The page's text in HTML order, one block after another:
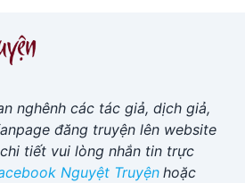
nghênh các tác giả, dịch giả,
đăng truyện lên website
tiết vui lòng nhắn tin trực
Nguyệt Truyện hoặc